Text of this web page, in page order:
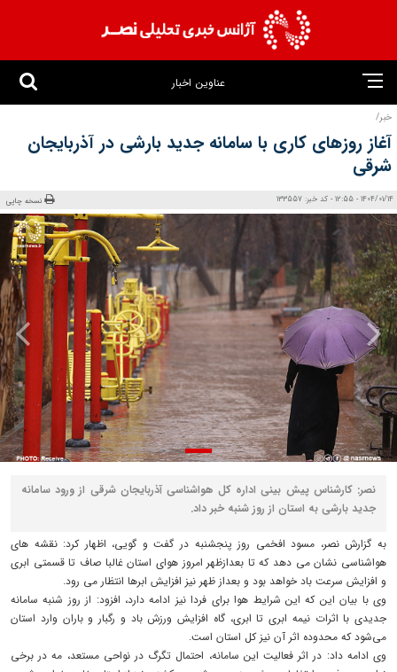
عناوین اخبار
خبر/
آغاز روزهای کاری با سامانه جدید بارشی در آذربایجان
شرقی
1404/01/14 - 12:55 - کد خبر: 133557 نسخه چاپی
نصر: کارشناس پیش بینی اداره کل هواشناسی آذربایجان شرقی از ورود سامانه
جدید بارشی به استان از روز شنبه خبر داد.
به گزارش نصر، مسود افخمی روز پنجشنبه در گفت و گویی، اظهار کرد: نقشه های
هواشناسی نشان می دهد که تا بعدازظهر امروز هوای استان غالبا صاف تا قسمتی ابری
و افزایش سرعت باد خواهد بود و بعداز ظهر نیز افزایش ابرها انتظار می رود.
وی با بیان این که این شرایط هوا برای فردا نیز ادامه دارد، افزود: از روز شنبه سامانه
جدیدی با اثرات نیمه ابری تا ابری، گاه افزایش ورزش باد و رگبار و باران وارد استان
می‌شود که محدوده اثر آن نیز کل استان است.
وی ادامه داد: در اثر فعالیت این سامانه، احتمال تگرگ در نواحی مستعد، مه در برخی